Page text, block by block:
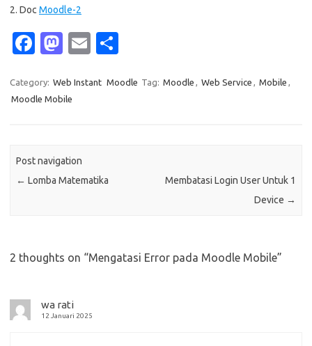
2. Doc Moodle-2
Fa
e
b
o
k
M
t
o
o
n
E
ail ar
Category: Web Instant Moodle Tag: Moodle Web Service Mobile
Moodle Mobile
Post navigation
← Lomba Matematika
Membatasi Login User Untuk 1
Device →
2 thoughts on “Mengatasi Error pada Moodle Mobile”
wa rati
12 Januari 2025